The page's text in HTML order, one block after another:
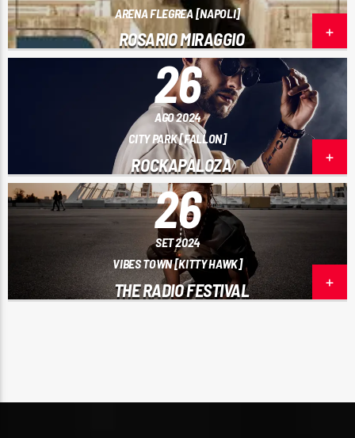
ARENA FLEGREA [NAPOLI]
ROSARIO MIRAGGIO
26
AGO 2024
CITY PARK [FALLON]
ROCKAPALOZA
26
SET 2024
VIBES TOWN [KITTY HAWK]
THE RADIO FESTIVAL